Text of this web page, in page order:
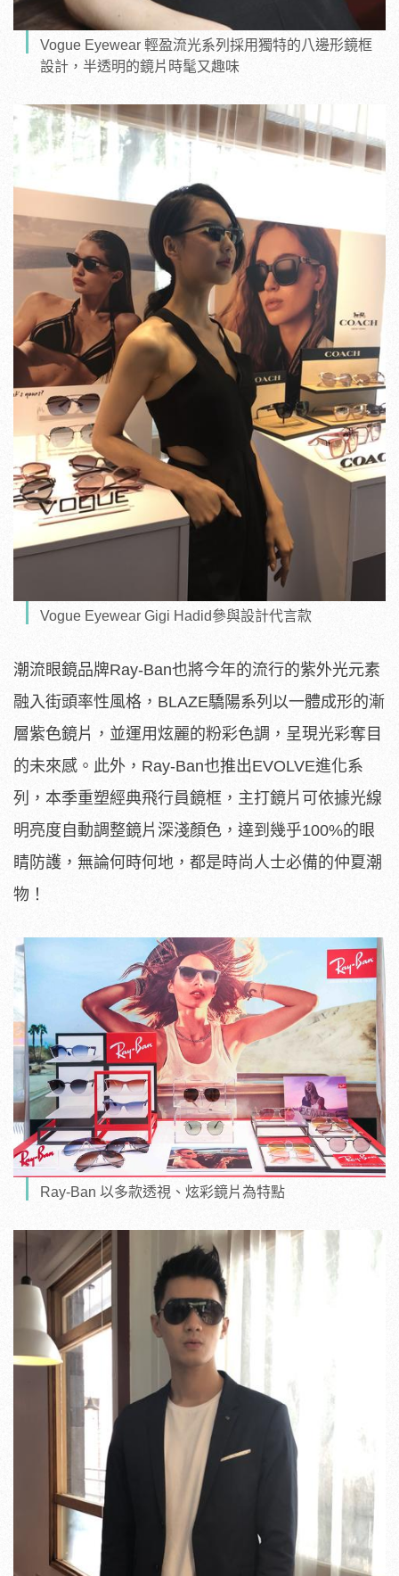
Vogue Eyewear 輕盈流光系列採用獨特的八邊形鏡框
設計，半透明的鏡片時髦又趣味
Vogue Eyewear Gigi Hadid參與設計代言款
潮流眼鏡品牌Ray-Ban也將今年的流行的紫外光元素
融入街頭率性風格，BLAZE驕陽系列以一體成形的漸
層紫色鏡片，並運用炫麗的粉彩色調，呈現光彩奪目
的未來感。此外，Ray-Ban也推出EVOLVE進化系
列，本季重塑經典飛行員鏡框，主打鏡片可依據光線
明亮度自動調整鏡片深淺顏色，達到幾乎100%的眼
睛防護，無論何時何地，都是時尚人士必備的仲夏潮
物！
Ray-Ban 以多款透視、炫彩鏡片為特點